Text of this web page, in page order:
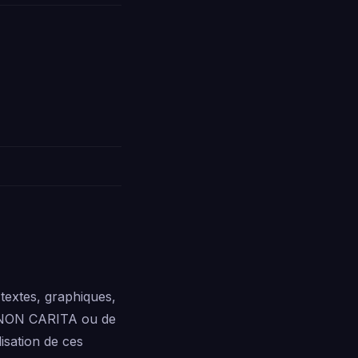
graphiques,
CARITA ou de
de ces